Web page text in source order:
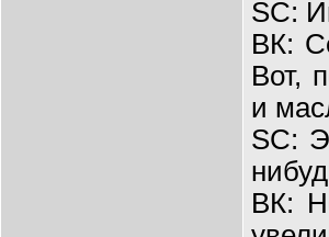
SC:
ВК:
Вот,
и
SC:
ВК: